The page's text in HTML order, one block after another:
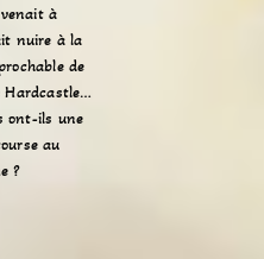
venait à
nuire à la
de
ont-ils une
au
?